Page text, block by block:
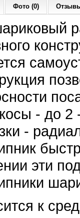
Фото (0)
- до 2
-
эти
к